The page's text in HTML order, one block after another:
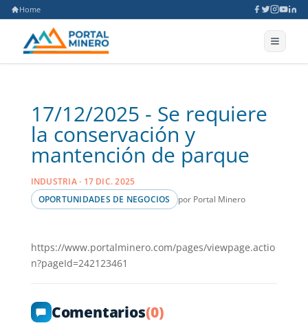
Home
17/12/2025 - Se requiere
la conservación y
mantención de parque
INDUSTRIA · 17 DIC. 2025
OPORTUNIDADES DE NEGOCIOS
por Portal Minero
https://www.portalminero.com/pages/viewpage.actio
n?pageId=242123461
Comentarios(0)